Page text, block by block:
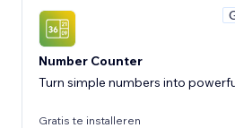
Number Counter
Turn simple numbers into
Gratis te installeren